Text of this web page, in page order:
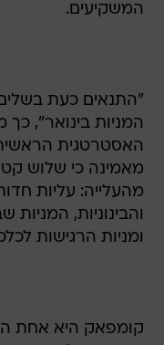
המשקיעים.
"התנאים כעת
המניות בינואר", כך
האסטרטגית
מאמינה כי שלוש
מהעלייה: עליות
והבינוניות,
ומניות הרגישות
קומפאק היא אחת